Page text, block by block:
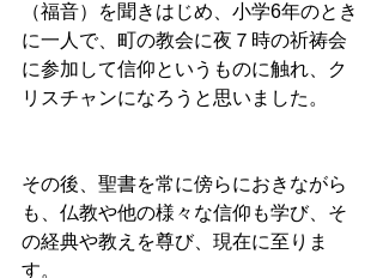
（福音）を聞きはじめ、小学6年のとき
に一人で、町の教会に夜７時の祈祷会
に参加して信仰というものに触れ、ク
リスチャンになろうと思いました。
その後、聖書を常に傍らにおきながら
も、仏教や他の様々な信仰も学び、そ
の経典や教えを尊び、現在に至りま
す。